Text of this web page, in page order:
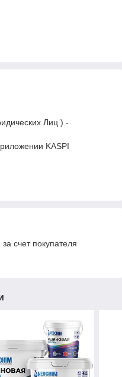
Лиц ) -
KASPI
счет покупателя